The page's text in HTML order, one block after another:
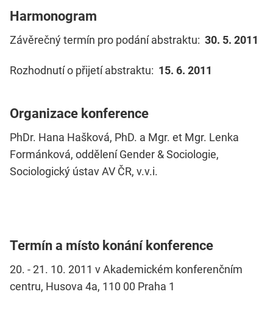
Harmonogram
Závěrečný termín pro podání abstraktu: 30. 5. 2011
Rozhodnutí o přijetí abstraktu: 15. 6. 2011
Organizace konference
PhDr. Hana Hašková, PhD. a Mgr. et Mgr. Lenka
Formánková, oddělení Gender & Sociologie,
Sociologický ústav AV ČR, v.v.i.
Termín a místo konání konference
20. - 21. 10. 2011 v Akademickém konferenčním
centru, Husova 4a, 110 00 Praha 1